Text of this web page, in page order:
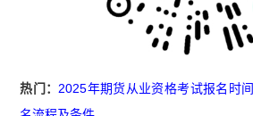
热门： 2025年期货从业资格考试报名时间